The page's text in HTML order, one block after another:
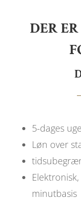
DER
5-dages uge
Løn over
minutbasis